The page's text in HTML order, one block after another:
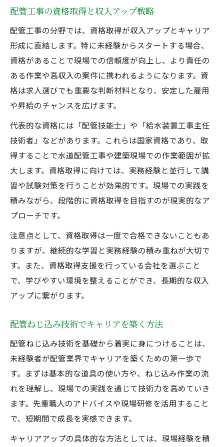
配管工事の資格取得と収入アップ戦略
配管工事の分野では、資格取得が収入アップとキャリア
形成に直結します。特に未経験からスタートする場合、
資格があることで現場での信頼度が向上し、より責任の
ある作業や高収入の案件に携われるようになります。資
格は求人選びでも重要な判断材料となり、安定した雇用
や昇給のチャンスを広げます。
代表的な資格には「配管技能士」や「給水装置工事主任
技術者」などがあります。これらは国家資格であり、取
得することで水道配管工事や建築現場での作業範囲が拡
大します。資格取得に向けては、実務経験と並行して講
習や試験対策を行うことが効果的です。現場での実践を
積みながら、段階的に資格取得を目指すのが現実的なア
プローチです。
注意点として、資格取得は一度で合格できないこともあ
りますが、継続的な学習と実務経験の積み重ねが大切で
す。また、資格取得支援を行っている会社を選ぶこと
で、学びやすい環境を整えることができ、長期的な収入
アップに繋がります。
配管ねじ込み技術でキャリアを築く方法
配管ねじ込み技術を基礎から着実に身につけることは、
未経験者が配管業界でキャリアを築くための第一歩で
す。まずは基本的な道具の使い方や、ねじ込み作業の流
れを理解し、現場での実践を通じて技術力を高めていき
ます。先輩職人のアドバイスや現場研修を活用すること
で、短期間で成長を実感できます。
キャリアアップの具体的な方法としては、現場経験を積